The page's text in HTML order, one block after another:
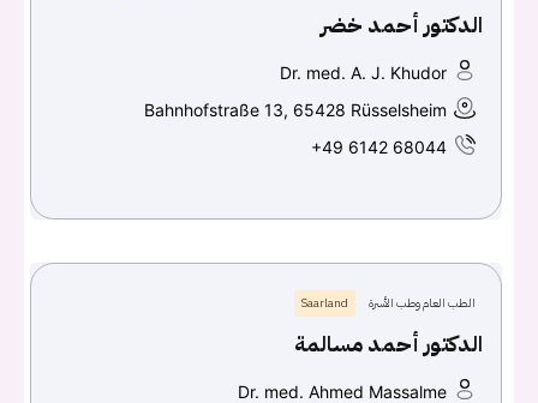
الدكتور أحمد خضر
Dr. med. A. J. Khudor
Bahnhofstraße 13, 65428 Rüsselsheim
+49 6142 68044
الطب العام وطب الأسرة Saarland
الدكتور أحمد مسالمة
Dr. med. Ahmed Massalme